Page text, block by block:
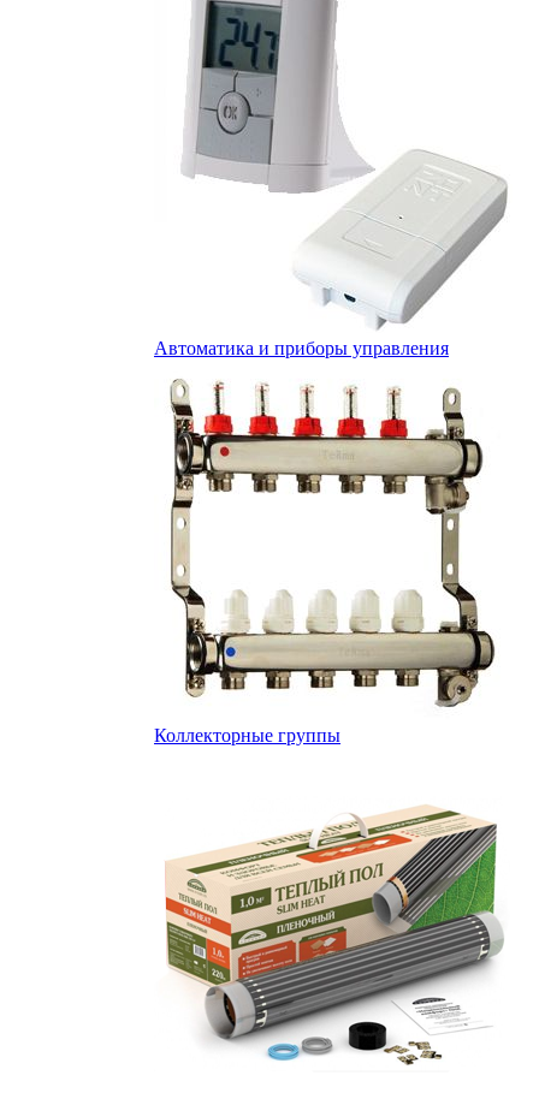
Автоматика и приборы управления
Коллекторные группы